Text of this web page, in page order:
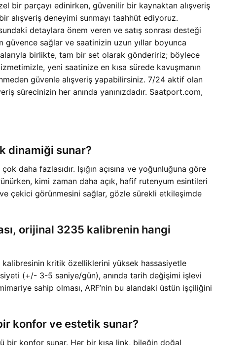
bir parçayı edinirken, güvenilir bir kaynaktan alışveriş
alışveriş deneyimi sunmayı taahhüt ediyoruz.
detaylara önem veren ve satış sonrası desteği
güvence sağlar ve saatinizin uzun yıllar boyunca
birlikte, tam bir set olarak göndeririz; böylece
yeni saatinize en kısa sürede kavuşmanın
güvenle alışveriş yapabilirsiniz. 7/24 aktif olan
sürecinizin her anında yanınızdadır. Saatport.com,
dinamiği sunar?
daha fazlasıdır. Işığın açısına ve yoğunluğuna göre
kimi zaman daha açık, hafif rutenyum esintileri
çekici görünmesini sağlar, gözle sürekli etkileşimde
orijinal 3235 kalibrenin hangi
kritik özelliklerini yüksek hassasiyetle
(+/- 3-5 saniye/gün), anında tarih değişimi işlevi
sahip olması, ARF’nin bu alandaki üstün işçiliğini
konfor ve estetik sunar?
bir konfor sunar. Her bir kısa link, bileğin doğal